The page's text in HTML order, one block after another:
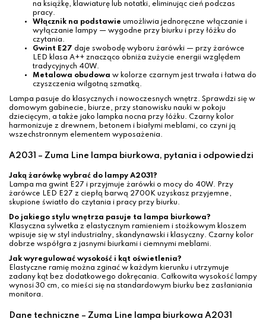
na książkę, klawiaturę lub notatki, eliminując cień podczas
pracy.
Włącznik na podstawie umożliwia jednoręczne włączanie i
wyłączanie lampy — wygodne przy biurku i przy łóżku do
czytania.
Gwint E27 daje swobodę wyboru żarówki — przy żarówce
LED klasa A++ znacząco obniża zużycie energii względem
tradycyjnych 40W.
Metalowa obudowa w kolorze czarnym jest trwała i łatwa do
czyszczenia wilgotną szmatką.
Lampa pasuje do klasycznych i nowoczesnych wnętrz. Sprawdzi się w
domowym gabinecie, biurze, przy stanowisku nauki w pokoju
dziecięcym, a także jako lampka nocna przy łóżku. Czarny kolor
harmonizuje z drewnem, betonem i białymi meblami, co czyni ją
wszechstronnym elementem wyposażenia.
A2031 – Zuma Line lampa biurkowa, pytania i odpowiedzi
Jaką żarówkę wybrać do lampy A2031?
Lampa ma gwint E27 i przyjmuje żarówki o mocy do 40W. Przy
żarówce LED E27 z ciepłą barwą 2700K uzyskasz przyjemne,
skupione światło do czytania i pracy przy biurku.
Do jakiego stylu wnętrza pasuje ta lampa biurkowa?
Klasyczna sylwetka z elastycznym ramieniem i stożkowym kloszem
wpisuje się w styl industrialny, skandynawski i klasyczny. Czarny kolor
dobrze współgra z jasnymi biurkami i ciemnymi meblami.
Jak wyregulować wysokość i kąt oświetlenia?
Elastyczne ramię można zginać w każdym kierunku i utrzymuje
zadany kąt bez dodatkowego dokręcania. Całkowita wysokość lampy
wynosi 30 cm, co mieści się na standardowym biurku bez zasłaniania
monitora.
Dane techniczne – Zuma Line lampa biurkowa A2031